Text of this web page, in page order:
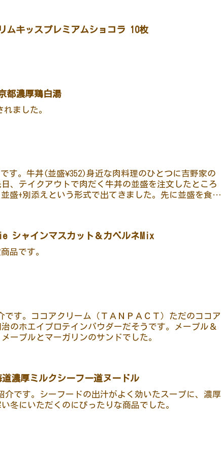
ムキッスプレミアムショコラ 10枚
都濃厚鶏白湯
れました。
す。牛丼(並盛¥352)身近な肉料理のひとつに吉野家の
、テイクアウトで肉だく牛丼の並盛を注文したところ
盛+別添えという形式で出てきました。先に並盛を食べ
シャインマスカット＆カベルネMix
品です。
です。ココアクリーム（ＴＡＮＰＡＣＴ）ただのココア
のホエイプロテインパウダーだそうです。メープル＆
ープルとマーガリンのサンドでした。
濃厚ミルクシーフー道ヌードル
介です。シーフードの出汁がよく効いたスープに、濃厚
冬にいただくのにぴったりな商品でした。